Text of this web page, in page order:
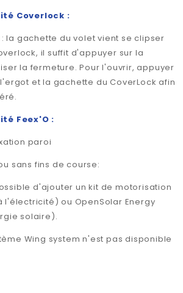
Coverlock :
la gachette du volet vient se clipser
il suffit d'appuyer sur la
la fermeture. Pour l'ouvrir, appuyer
et la gachette du CoverLock afin
Feex'O :
paroi
sans fins de course:
d'ajouter un kit de motorisation
l'électricité) ou OpenSolar Energy
solaire).
Wing system n'est pas disponible